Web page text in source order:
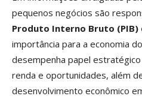
pequenos negócios são
Produto Interno Bruto (PIB)
importância para a economia
desempenha papel
renda e oportunidades, além
desenvolvimento econômico